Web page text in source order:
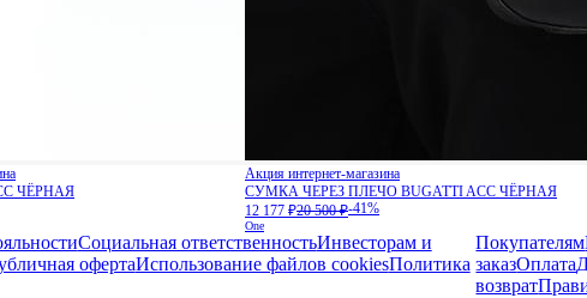
ЧЁРНАЯ
Акция интернет-магазина
СУМКА ЧЕРЕЗ ПЛЕЧО BUGATTI ACC ЧЁРНАЯ
12 177 ₽20 500 ₽-41%
One
Социальная ответственностьИнвесторам и
офертаИспользование файлов cookiesПолитика
Покупателям
заказОплата
возврат